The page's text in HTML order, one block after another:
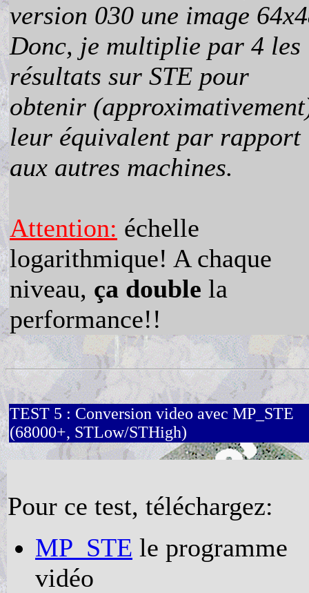
version 030 une image
Donc, je multiplie par 4 les
résultats sur STE pour
obtenir
leur équivalent par rapport
aux autres machines.
Attention: échelle
logarithmique! A chaque
niveau, ça double la
performance!!
TEST 5 : Conversion video avec MP_STE
(68000+, STLow/STHigh)
Pour ce test, téléchargez:
MP_STE le programme
vidéo